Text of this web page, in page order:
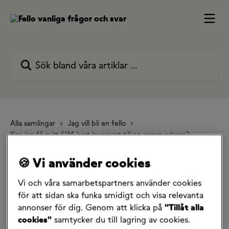
Alla samlingar
Jag vill bli en fello
Kan jag få mitt SIM-kort levererat till en annan adress?
Kan jag få mitt SIM-kort
levererat till en annan
adress?
14 maj 2025
🍪 Vi använder cookies
Vi och våra samarbetspartners använder cookies
för att sidan ska funka smidigt och visa relevanta
annonser för dig. Genom att klicka på"Tillåt alla
cookies" samtycker du till lagring av cookies.